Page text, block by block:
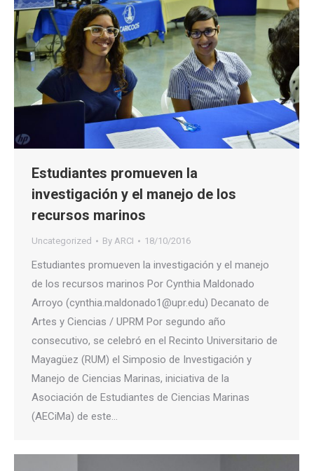
Estudiantes promueven la
investigación y el manejo de los
recursos marinos
Uncategorized By ARCI 18/10/2016
Estudiantes promueven la investigación y el manejo
de los recursos marinos Por Cynthia Maldonado
Arroyo (cynthia.maldonado1@upr.edu) Decanato de
Artes y Ciencias / UPRM Por segundo año
consecutivo, se celebró en el Recinto Universitario de
Mayagüez (RUM) el Simposio de Investigación y
Manejo de Ciencias Marinas, iniciativa de la
Asociación de Estudiantes de Ciencias Marinas
(AECiMa) de este…